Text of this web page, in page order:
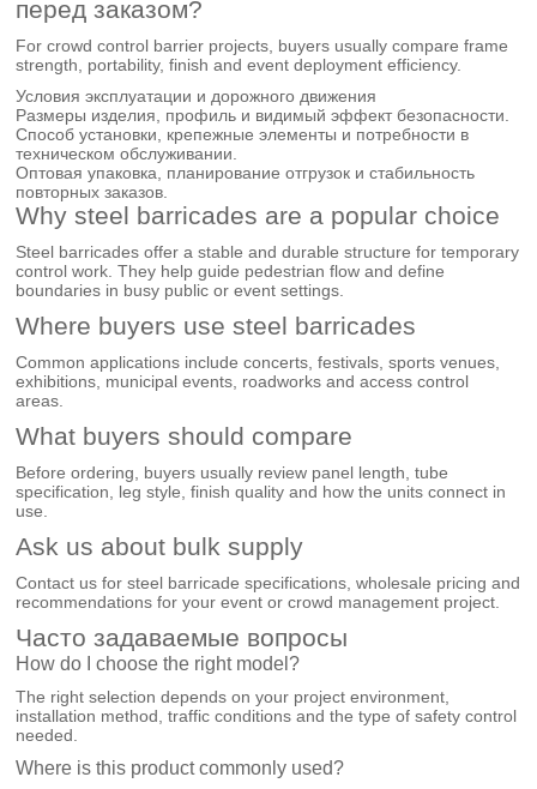
перед заказом?
For crowd control barrier projects, buyers usually compare frame
strength, portability, finish and event deployment efficiency.
Условия эксплуатации и дорожного движения
Размеры изделия, профиль и видимый эффект безопасности.
Способ установки, крепежные элементы и потребности в
техническом обслуживании.
Оптовая упаковка, планирование отгрузок и стабильность
повторных заказов.
Why steel barricades are a popular choice
Steel barricades offer a stable and durable structure for temporary
control work. They help guide pedestrian flow and define
boundaries in busy public or event settings.
Where buyers use steel barricades
Common applications include concerts, festivals, sports venues,
exhibitions, municipal events, roadworks and access control
areas.
What buyers should compare
Before ordering, buyers usually review panel length, tube
specification, leg style, finish quality and how the units connect in
use.
Ask us about bulk supply
Contact us for steel barricade specifications, wholesale pricing and
recommendations for your event or crowd management project.
Часто задаваемые вопросы
How do I choose the right model?
The right selection depends on your project environment,
installation method, traffic conditions and the type of safety control
needed.
Where is this product commonly used?